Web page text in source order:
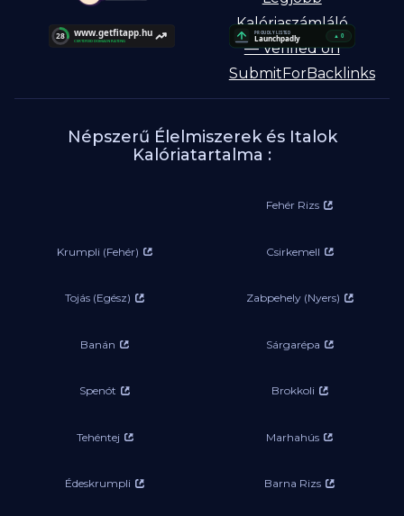
Népszerű Élelmiszerek és Italok
Kalóriatartalma :
Fehér Rizs
Krumpli (Fehér) Csirkemell
Tojás (Egész) Zabpehely (Nyers)
Banán Sárgarépa
Spenót Brokkoli
Tehéntej Marhahús
Édeskrumpli Barna Rizs